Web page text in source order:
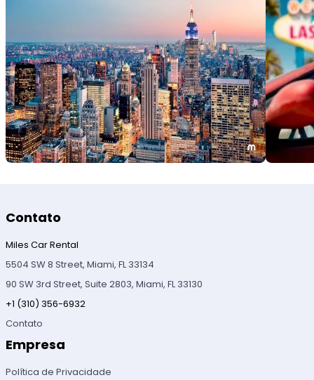
Contato
Miles Car Rental
5504 SW 8 Street, Miami, FL 33134
90 SW 3rd Street, Suite 2803, Miami, FL 33130
+1 (310) 356-6932
Contato
Empresa
Política de Privacidade